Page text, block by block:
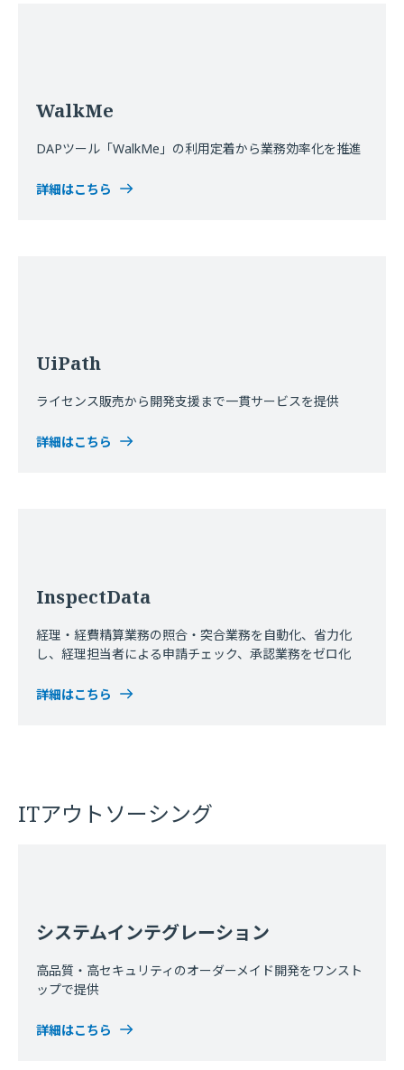
WalkMe
DAPツール「WalkMe」の利用定着から業務効率化を推進
詳細はこちら
UiPath
ライセンス販売から開発支援まで一貫サービスを提供
詳細はこちら
InspectData
経理・経費精算業務の照合・突合業務を自動化、省力化
し、経理担当者による申請チェック、承認業務をゼロ化
詳細はこちら
ITアウトソーシング
システムインテグレーション
高品質・高セキュリティのオーダーメイド開発をワンスト
ップで提供
詳細はこちら